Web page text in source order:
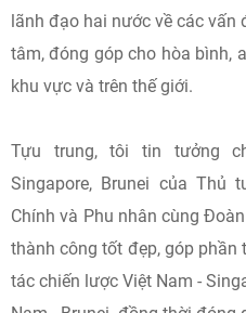
lãnh đạo hai nước về các vấn
tâm, đóng góp cho hòa bình,
khu vực và trên thế giới.
Tựu trung, tôi tin tưởng
Singapore, Brunei của Thủ
Chính và Phu nhân cùng
thành công tốt đẹp, góp
tác chiến lược Việt Nam -